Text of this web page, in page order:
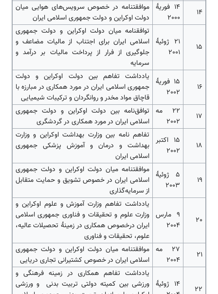
14
14 فوریۀ
2000
موافقتنامه در خصوص سرویس‌های هوایی میان
دولت اوکراین و دولت جمهوری اسلامی ایران
15
21 ژوئیۀ
2001
توافقنامه میان دولت اوکراین و دولت جمهوری
اسلامی ایران برای اجتناب از مالیات مضاعف و
جلوگیری از فرار از پرداخت مالیات بر درآمد و
سرمایه
16
15 فوریۀ
2002
یادداشت تفاهم بین دولت اوکراین و دولت
جمهوری اسلامی ایران در مورد همکاری در مبارزه با
قاچاق مواد مخدر و روانگردان و ترکیبات شیمیایی
17
22 مه
2002
توافق‌نامه بین دولت اوکراین و دولت جمهوری
اسلامی ایران در مورد همکاری در گردشگری
18
15 اکتبر
2002
تفاهم نامه بین وزارت بهداشت اوکراین و وزارت
بهداشت و درمان و آموزش پزشکی جمهوری
اسلامی ایران
19
5 ژوئیۀ
2003
موافقتنامه میان دولت اوکراین و دولت جمهوری
اسلامی ایران در خصوص تشویق و حمایت متقابل
از سرمایه‌­گذاری
20
9 مارس
2004
یادداشت تفاهم وزارت آموزش و علوم اوکراین و
وزارت علوم و تحقیقات و فناوری جمهوری اسلامی
ایران درخصوص همکاری در زمینۀ تحصیلات عالیه،
علوم، تحقیقات و فناوری
21
27 مه
2004
موافقتنامه میان دولت اوکراین و دولت جمهوری
اسلامی ایران در خصوص کشتیرانی تجاری دریایی
22
14 ژوئیۀ
یادداشت تفاهم همکاری در زمینه فرهنگی و
ورزشی بین کمیته دولتی تربیت بدنی و ورزشی